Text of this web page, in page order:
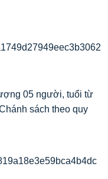
05 người, tuổi từ
sách theo quy